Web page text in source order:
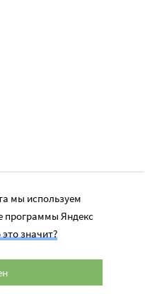
мы используем
программы Яндекс
значит?